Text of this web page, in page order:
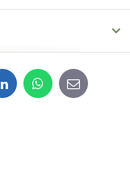
LinkedInWhatsApp
E-
mail